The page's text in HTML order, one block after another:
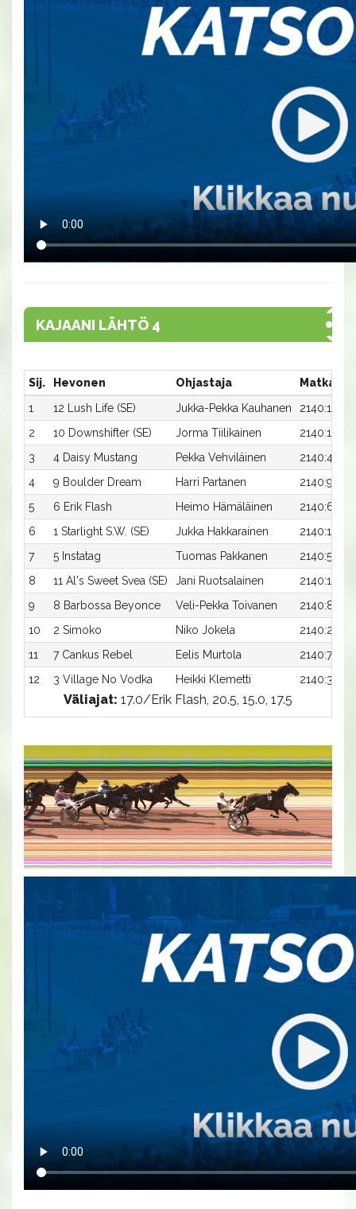
KAJAANI LÄHTÖ 4
Sij. Hevonen Ohjastaja
1
12 Lush Life (SE) Jukka-Pekka Kauhanen
2140:12
2
10 Downshifter (SE) Jorma Tiilikainen
2140:10
3
4 Daisy Mustang Pekka Vehviläinen
2140:4
4
9 Boulder Dream Harri Partanen
2140:9
5
6 Erik Flash Heimo Hämäläinen
2140:6
6
1 Starlight S.W. (SE) Jukka Hakkarainen
2140:1
7
5 Instatag Tuomas Pakkanen
2140:5
8
11 Al's Sweet Svea (SE) Jani Ruotsalainen
2140:11
9
8 Barbossa Beyonce Veli-Pekka Toivanen
2140:8
10
2 Simoko Niko Jokela
2140:2
11
7 Cankus Rebel Eelis Murtola
2140:7
12
3 Village No Vodka Heikki Klemetti 2140:3
Väliajat: 17.0/Erik Flash, 20.5, 15.0, 17.5